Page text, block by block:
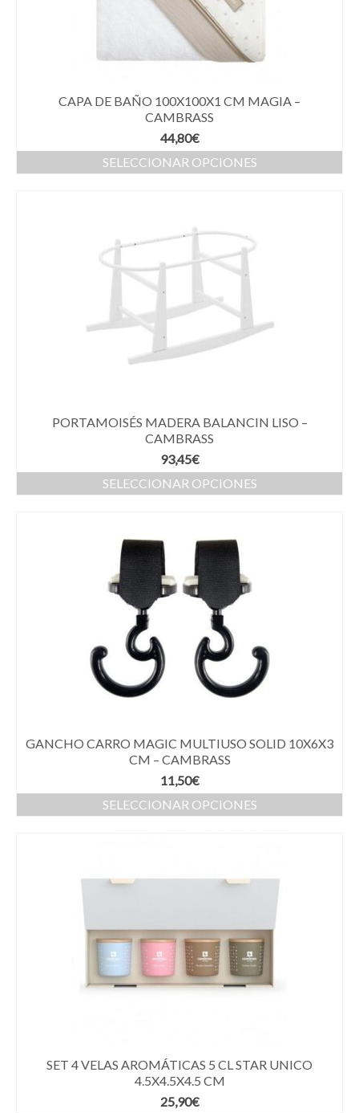
CAPA DE BAÑO 100X100X1 CM MAGIA –
CAMBRASS
44,80€
SELECCIONAR OPCIONES
PORTAMOISÉS MADERA BALANCIN LISO –
CAMBRASS
93,45€
SELECCIONAR OPCIONES
GANCHO CARRO MAGIC MULTIUSO SOLID 10X6X3
CM – CAMBRASS
11,50€
SELECCIONAR OPCIONES
SET 4 VELAS AROMÁTICAS 5 CL STAR UNICO
4.5X4.5X4.5 CM
25,90€